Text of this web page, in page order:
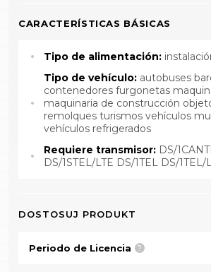
CARACTERÍSTICAS BÁSICAS
Tipo de alimentación:
Tipo de vehículo: autobuses
contenedores furgonetas
maquinaria de construcción
remolques turismos vehículos
vehículos refrigerados
Requiere transmisor: DS/
DS/1STEL/LTE DS/1TEL DS/1TEL/
DOSTOSUJ PRODUKT
Periodo de Licencia ?